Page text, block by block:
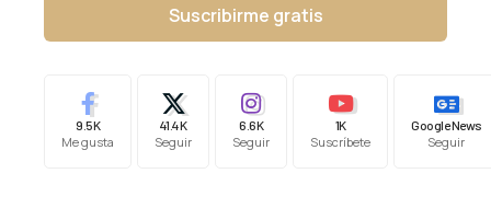
Suscribirme gratis
9.5K
Me gusta
41.4K
Seguir
6.6K
Seguir
1K
Suscríbete
Google News
Seguir